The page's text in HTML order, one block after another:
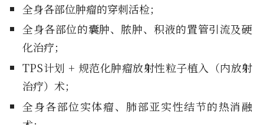
全身各部位肿瘤的穿刺活检；
全身各部位的囊肿、脓肿、积液的置管引流及硬
化治疗；
TPS计划 + 规范化肿瘤放射性粒子植入（内放射
治疗）术；
全身各部位实体瘤、肺部亚实性结节的热消融